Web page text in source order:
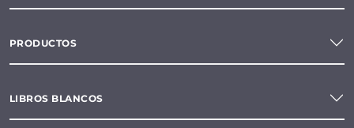
PRODUCTOS
LIBROS BLANCOS